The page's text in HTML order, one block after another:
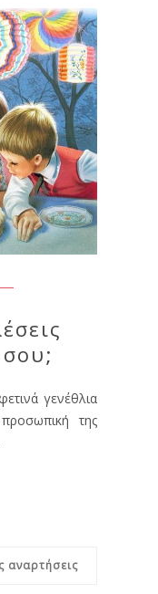
γενέθλια
της
αναρτήσεις